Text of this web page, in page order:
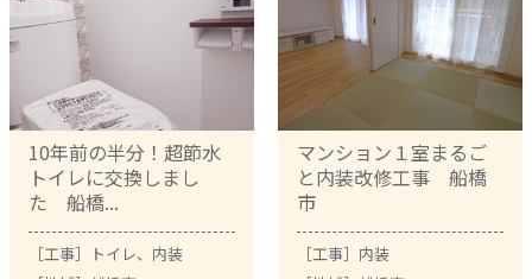
10年前の半分！超節水
トイレに交換しまし
た 船橋...
［工事］ トイレ、 内装
マンション１室まるご
と内装改修工事 船橋
市
［工事］ 内装